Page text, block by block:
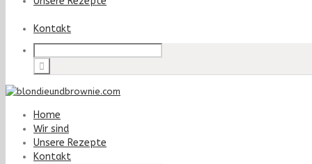
Kontakt
Home
Wir sind
Unsere Rezepte
Kontakt